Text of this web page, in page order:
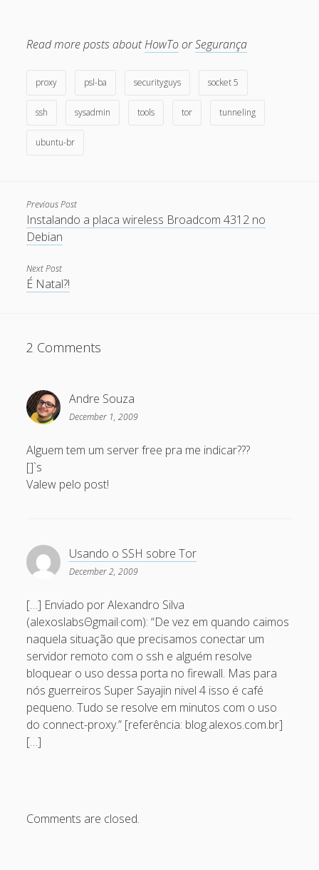
February 2012
January 2012
July 2011
June 2011
April 2011
January 2011
October 2010
August 2010
July 2010
March 2010
February 2010
January 2010
December 2009
November 2009
October 2009
September 2009
August 2009
Read more posts aboutHowToorSegurança
proxy psl-ba securityguys socket 5
ssh sysadmin tools tor tunneling
ubuntu-br
Previous Post
Instalando a placa wireless Broadcom 4312 no
Debian
Next Post
É Natal?!
2 Comments
Andre Souza
December 1, 2009
Alguem tem um server free pra me indicar???
[]`s
Valew pelo post!
Usando o SSH sobre Tor
December 2, 2009
[…] Enviado por Alexandro Silva
(alexoslabsΘgmail·com): “De vez em quando caimos
naquela situação que precisamos conectar um
servidor remoto com o ssh e alguém resolve
bloquear o uso dessa porta no firewall. Mas para
nós guerreiros Super Sayajin nivel 4 isso é café
pequeno. Tudo se resolve em minutos com o uso
do connect-proxy.” [referência: blog.alexos.com.br]
[…]
Comments are closed.